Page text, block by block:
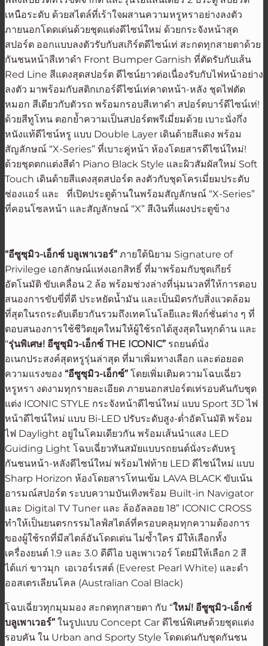
เหนือระดับ ด้วยสไตล์ที่เร้าใจผสานความหรูหราอย่างลงตัว
ภายนอกโดดเด่นด้วยชุดแต่งดีไซน์ใหม่ ด้วยกระจังหน้าสุด
สปอร์ต ออกแบบลงตัวรับกับสเกิร์ตดีไซน์เท่ สะกดทุกสายตาด้วย
กันชนหน้าสีเทาดำ Front Bumper Garnish ที่ตัดรับกับเส้น
Red Line สีแดงสุดสปอร์ต ดีไซน์ยาวต่อเนื่องรับกับไฟหน้าอย่าง
ลงตัว มาพร้อมกับสติกเกอร์ดีไซน์เท่คาดหน้า-หลัง ชุดไฟตัด
หมอก สีเดียวกับตัวรถ พร้อมกรอบสีเทาดำ สปอร์ตบาร์ดีไซน์เท่!
ด้วยสีทูโทน ตอกย้ำความเป็นสปอร์ตพรีเมี่ยมด้วย เบาะนั่งกึ่ง
หนังแท้ดีไซน์หรู แบบ Double Layer เดินด้ายสีแดง พร้อม
สัญลักษณ์ “X-Series” ที่เบาะคู่หน้า ห้องโดยสารดีไซน์ใหม่!
ด้วยชุดตกแต่งสีดำ Piano Black Style และผิวสัมผัสใหม่ Soft
Touch เดินด้ายสีแดงสุดสปอร์ต ลงตัวกับชุดโครเมี่ยมประดับ
ช่องแอร์ และ ที่เปิดประตูด้านในพร้อมสัญลักษณ์ “X-Series”
ที่คอนโซลหน้า และสัญลักษณ์ “X” สีเงินที่แผงประตูข้าง
“อีซูซุมิว-เอ็กซ์ บลูเพาเวอร์” ภายใต้นิยาม Signature of
Privilege เอกลักษณ์แห่งเอกสิทธิ์ ที่มาพร้อมกับชุดเกียร์
อัตโนมัติ ขับเคลื่อน 2 ล้อ พร้อมช่วงล่างที่นุ่มนวลที่ให้การตอบ
สนองการขับขี่ที่ดี ประหยัดน้ำมัน และเป็นมิตรกับสิ่งแวดล้อม
ที่สุดในรถระดับเดียวกันรวมถึงเทคโนโลยีและฟังก์ชั่นต่าง ๆ ที่
ตอบสนองการใช้ชีวิตยุคใหม่ให้ผู้ใช้รถได้สูงสุดในทุกด้าน และ
“รุ่นพิเศษ! อีซูซุมิว-เอ็กซ์ THE ICONIC” รถยนต์นั่ง
อเนกประสงค์สุดหรูรุ่นล่าสุด ที่มาเพิ่มทางเลือก และต่อยอด
ความแรงของ “อีซูซุมิว-เอ็กซ์” โดยเพิ่มเติมความโฉบเฉี่ยว
หรูหรา งดงามทุกรายละเอียด ภายนอกสปอร์ตเท่รอบคันกับชุด
แต่ง ICONIC STYLE กระจังหน้าดีไซน์ใหม่ แบบ Sport 3D ไฟ
หน้าดีไซน์ใหม่ แบบ Bi-LED ปรับระดับสูง-ต่ำอัตโนมัติ พร้อม
ไฟ Daylight อยู่ในโคมเดียวกัน พร้อมเส้นนำแสง LED
Guiding Light โฉบเฉี่ยวทันสมัยแบบรถยนต์นั่งระดับหรู
กันชนหน้า-หลังดีไซน์ใหม่ พร้อมไฟท้าย LED ดีไซน์ใหม่ แบบ
Sharp Horizon ห้องโดยสารโทนเข้ม LAVA BLACK ขับเน้น
อารมณ์สปอร์ต ระบบความบันเทิงพร้อม Built-in Navigator
และ Digital TV Tuner และ ล้ออัลลอย 18” ICONIC CROSS
ทำให้เป็นยนตรกรรมไลฟ์สไตล์ที่ครอบคลุมทุกความต้องการ
ของผู้ใช้รถที่มีสไตล์อันโดดเด่น ไม่ซ้ำใคร มีให้เลือกทั้ง
เครื่องยนต์ 1.9 และ 3.0 ดีดีไอ บลูเพาเวอร์ โดยมีให้เลือก 2 สี
ได้แก่ ขาวมุก เอเวอร์เรสต์ (Everest Pearl White) และดำ
ออสเตรเลียนโคล (Australian Coal Black)
โฉบเฉี่ยวทุกมุมมอง สะกดทุกสายตา กับ “ใหม่! อีซูซุมิว-เอ็กซ์
บลูเพาเวอร์” ในรูปแบบ Concept Car ดีไซน์พิเศษด้วยชุดแต่ง
รอบคัน ใน Urban and Sporty Style โดดเด่นกับชุดกันชน